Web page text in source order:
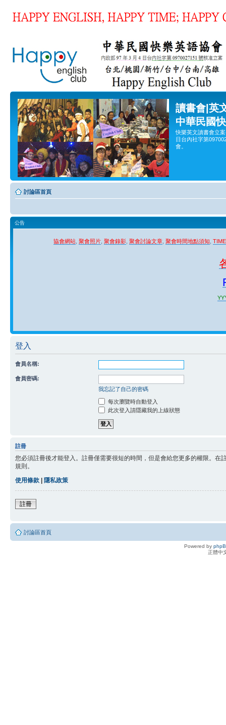
讀書會|英
中華民國
快樂英文讀書會立
日台內社字第
會。
討論區首頁
公告
協會網站 聚會照片 聚會錄影 聚會討論文章 聚會時間地點須知
登入
會員名稱:
會員密碼:
我忘記了自己的密碼
每次瀏覽時自動登入
此次登入請隱藏我的上線狀態
註冊
您必須註冊後才能登入。註冊僅需要很短的時間，但是會給您更多的權限。
規則。
使用條款 | 隱私政策
註冊
討論區首頁
Powered by
正體中